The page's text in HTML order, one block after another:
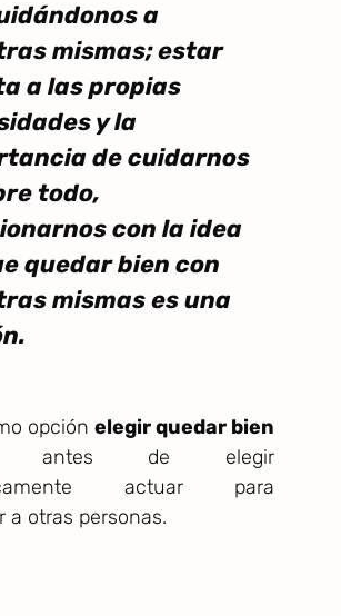
a
mismas; estar
a las propias
y la
de cuidarnos
todo,
con la idea
quedar bien con
mismas es una
opción elegir quedar bien
antes de elegir
actuar para
a otras personas.